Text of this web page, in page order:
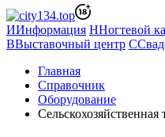
ИИнформация ННогтевой
ВВыставочный центр С
Главная
Справочник
Оборудование